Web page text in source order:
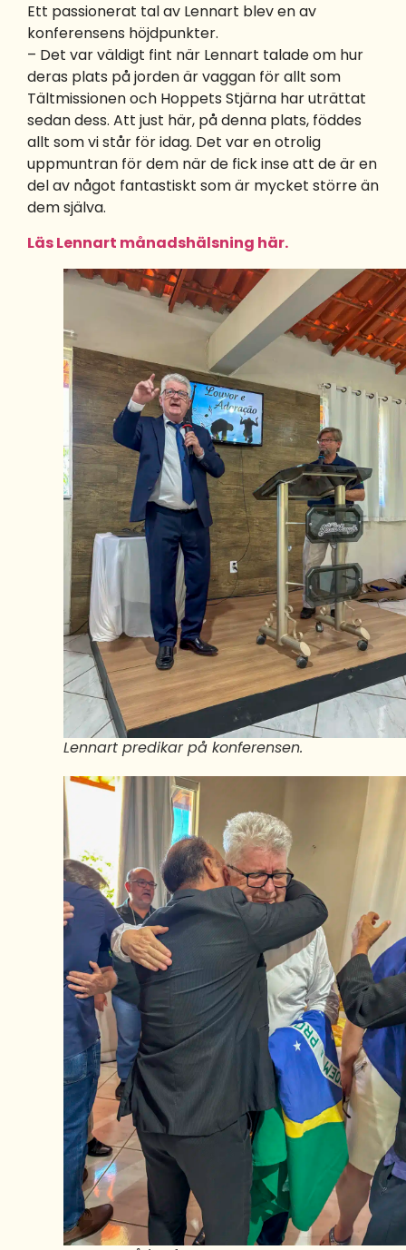
Ett passionerat tal av Lennart blev en av
konferensens höjdpunkter.
– Det var väldigt fint när Lennart talade om hur
deras plats på jorden är vaggan för allt som
Tältmissionen och Hoppets Stjärna har uträttat
sedan dess. Att just här, på denna plats, föddes
allt som vi står för idag. Det var en otrolig
uppmuntran för dem när de fick inse att de är en
del av något fantastiskt som är mycket större än
dem själva.
Läs Lennart månadshälsning här.
Lennart predikar på konferensen.